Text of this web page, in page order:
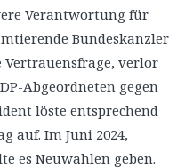
Verantwortung für
Bundeskanzler
Vertrauensfrage, verlor
Abgeordneten gegen
löste entsprechend
auf. Im Juni 2024,
es Neuwahlen geben.